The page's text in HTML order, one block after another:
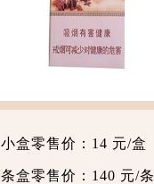
小盒零售价：14 元/盒
条盒零售价：140 元/条